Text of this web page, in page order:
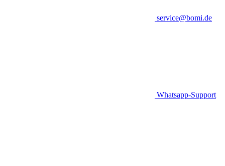
service@bomi.de
Whatsapp-Support